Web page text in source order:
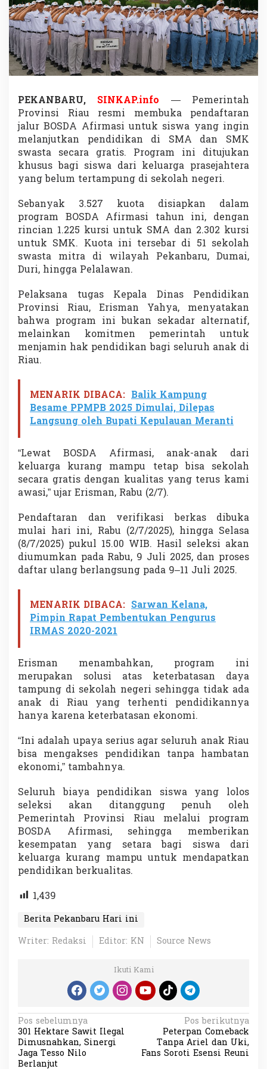
2
7
K
u
o
t
a
a
t
B
O
S
D
A
f
i
r
m
a
s
M
A
S
M
K
PEKANBARU, SINKAP.info
— Pemerintah
Provinsi Riau resmi membuka pendaftaran
jalur BOSDA Afirmasi untuk siswa yang ingin
melanjutkan pendidikan di SMA dan SMK
swasta secara gratis. Program ini ditujukan
khusus bagi siswa dari keluarga prasejahtera
yang belum tertampung di sekolah negeri.
Sebanyak 3.527 kuota disiapkan dalam
program BOSDA Afirmasi tahun ini, dengan
rincian 1.225 kursi untuk SMA dan 2.302 kursi
untuk SMK. Kuota ini tersebar di 51 sekolah
swasta mitra di wilayah Pekanbaru, Dumai,
Duri, hingga Pelalawan.
Pelaksana tugas Kepala Dinas Pendidikan
Provinsi Riau, Erisman Yahya, menyatakan
bahwa program ini bukan sekadar alternatif,
melainkan komitmen pemerintah untuk
menjamin hak pendidikan bagi seluruh anak di
Riau.
MENARIK DIBACA: Balik Kampung
Besame PPMPB 2025 Dimulai, Dilepas
Langsung oleh Bupati Kepulauan Meranti
“Lewat BOSDA Afirmasi, anak-anak dari
keluarga kurang mampu tetap bisa sekolah
secara gratis dengan kualitas yang terus kami
awasi,” ujar Erisman, Rabu (2/7).
Pendaftaran dan verifikasi berkas dibuka
mulai hari ini, Rabu (2/7/2025), hingga Selasa
(8/7/2025) pukul 15.00 WIB. Hasil seleksi akan
diumumkan pada Rabu, 9 Juli 2025, dan proses
daftar ulang berlangsung pada 9–11 Juli 2025.
MENARIK DIBACA: Sarwan Kelana,
Pimpin Rapat Pembentukan Pengurus
IRMAS 2020-2021
Erisman menambahkan, program ini
merupakan solusi atas keterbatasan daya
tampung di sekolah negeri sehingga tidak ada
anak di Riau yang terhenti pendidikannya
hanya karena keterbatasan ekonomi.
“Ini adalah upaya serius agar seluruh anak Riau
bisa mengakses pendidikan tanpa hambatan
ekonomi,” tambahnya.
Seluruh biaya pendidikan siswa yang lolos
seleksi akan ditanggung penuh oleh
Pemerintah Provinsi Riau melalui program
BOSDA Afirmasi, sehingga memberikan
kesempatan yang setara bagi siswa dari
keluarga kurang mampu untuk mendapatkan
pendidikan berkualitas.
1,439
Berita Pekanbaru Hari ini
Writer: Redaksi
Editor: KN Source News
Ikuti Kami
N
a
v
Pos sebelumnya
301 Hektare Sawit Ilegal
Dimusnahkan, Sinergi
Jaga Tesso Nilo
Berlanjut
Pos berikutnya
Peterpan Comeback
Tanpa Ariel dan Uki,
Fans Soroti Esensi Reuni